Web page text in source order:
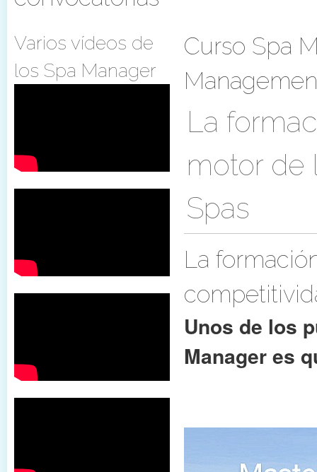
Varios vídeos de
los Spa Manager
Curso Spa
La
motor de
Spas
La
Unos de los
Manager es